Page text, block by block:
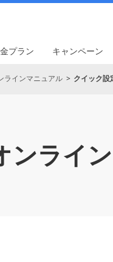
プラン キャンペーン
インマニュアル クイック設
ンライ